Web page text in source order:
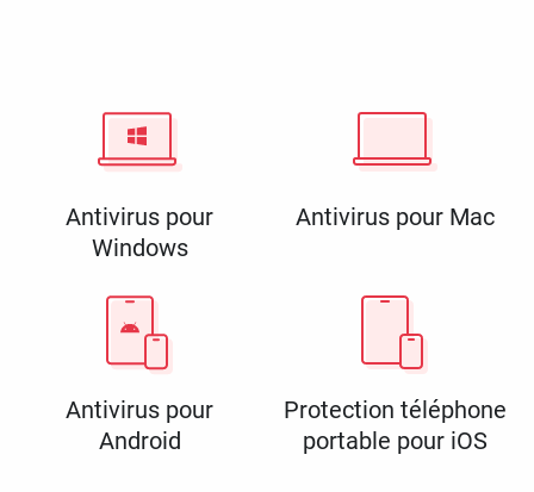
Antivirus pour
Windows
Antivirus pour Mac
Antivirus pour
Android
Protection téléphone
portable pour iOS